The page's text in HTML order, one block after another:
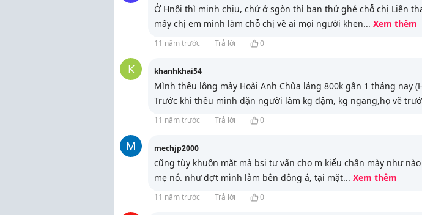
Ở Hnội thì minh chịu, chứ ở sgòn thì bạn thử ghé chỗ chị Liên
mấy chị em minh làm chỗ chị về ai mọi người khen... Xem thêm
11 năm trước Trả lời 0
K khanhkhai54
Mình thêu lông mày Hoài Anh Chùa láng 800k gần 1 tháng nay
Trước khi thêu mình dặn người làm kg đậm, kg ngang,họ vẽ
11 năm trước Trả lời 0
M mechjp2000
cũng tùy khuôn mặt mà bsi tư vấn cho m kiểu chân mày như
mẹ nó. như đợt mình làm bên đông á, tại mặt... Xem thêm
11 năm trước Trả lời 0